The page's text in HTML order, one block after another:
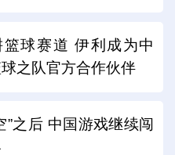
篮球赛道 伊利成为中
球之队官方合作伙伴
”之后 中国游戏继续闯